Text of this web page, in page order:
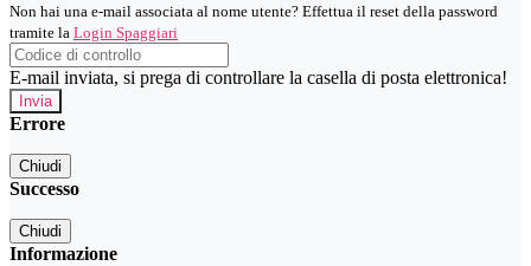
Non hai una e-mail associata al nome utente? Effettua il reset della password
tramite la Login Spaggiari
E-mail inviata, si prega di controllare la casella di posta elettronica!
Errore
Chiudi
Successo
Chiudi
Informazione